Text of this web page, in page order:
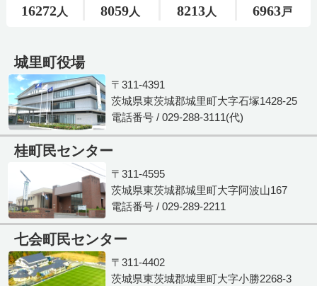
城里町役場
〒311-4391
茨城県東茨城郡城里町大字石塚1428-25
電話番号 / 029-288-3111(代)
桂町民センター
〒311-4595
茨城県東茨城郡城里町大字阿波山167
電話番号 / 029-289-2211
七会町民センター
〒311-4402
茨城県東茨城郡城里町大字小勝2268-3